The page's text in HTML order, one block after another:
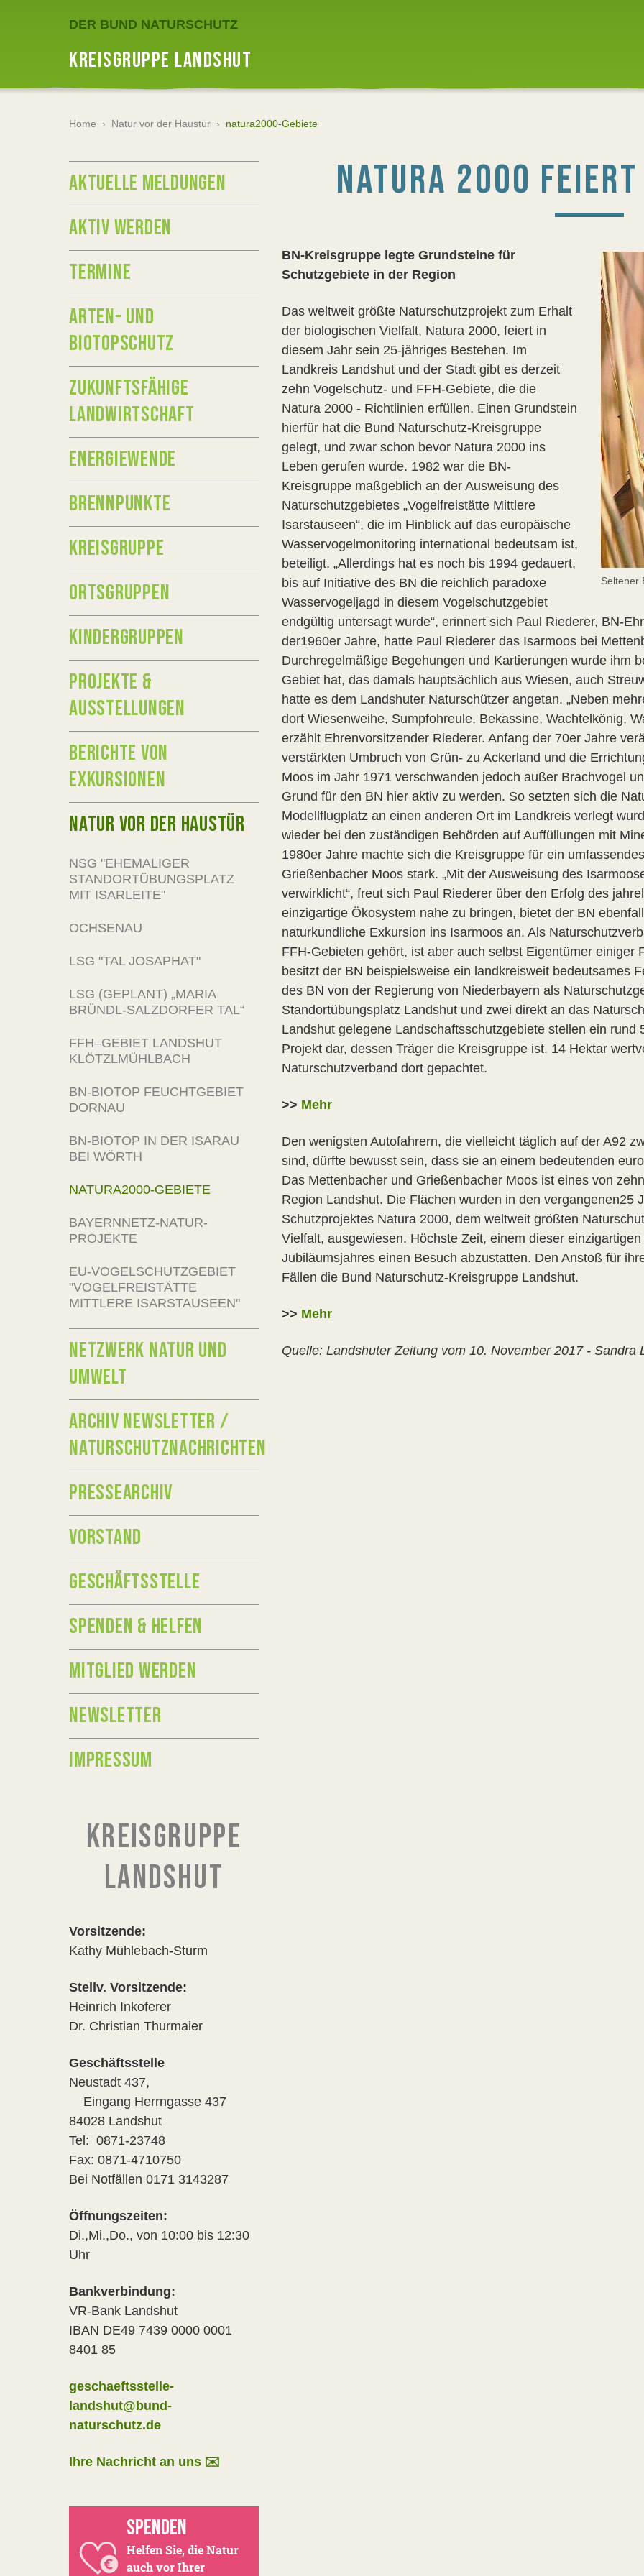
DER BUND NATURSCHUTZ
KREISGRUPPE LANDSHUT
Home › Natur vor der Haustür › natura2000-Gebiete
NATURA 2000
Seltener
BN-Kreisgruppe legte Grundsteine für
Schutzgebiete in der Region
Das weltweit größte Naturschutzprojekt zum Erhalt
der biologischen Vielfalt, Natura 2000, feiert in
diesem Jahr sein 25-jähriges Bestehen. Im
Landkreis Landshut und der Stadt gibt es derzeit
zehn Vogelschutz- und FFH-Gebiete, die die
Natura 2000 - Richtlinien erfüllen. Einen Grundstein
hierfür hat die Bund Naturschutz-Kreisgruppe
gelegt, und zwar schon bevor Natura 2000 ins
Leben gerufen wurde. 1982 war die BN-
Kreisgruppe maßgeblich an der Ausweisung des
Naturschutzgebietes „Vogelfreistätte Mittlere
Isarstauseen“, die im Hinblick auf das europäische
Wasservogelmonitoring international bedeutsam ist,
beteiligt. „Allerdings hat es noch bis 1994 gedauert,
bis auf Initiative des BN die reichlich paradoxe
Wasservogeljagd in diesem Vogelschutzgebiet
endgültig untersagt wurde“, erinnert sich Paul Riederer, BN-
der1960er Jahre, hatte Paul Riederer das Isarmoos bei
Durchregelmäßige Begehungen und Kartierungen wurde ihm
Gebiet hat, das damals hauptsächlich aus Wiesen, auch
hatte es dem Landshuter Naturschützer angetan. „Neben
dort Wiesenweihe, Sumpfohreule, Bekassine, Wachtelkönig,
erzählt Ehrenvorsitzender Riederer. Anfang der 70er Jahre
verstärkten Umbruch von Grün- zu Ackerland und die
Moos im Jahr 1971 verschwanden jedoch außer Brachvogel
Grund für den BN hier aktiv zu werden. So setzten sich die
Modellflugplatz an einen anderen Ort im Landkreis verlegt
wieder bei den zuständigen Behörden auf Auffüllungen mit
1980er Jahre machte sich die Kreisgruppe für ein
Grießenbacher Moos stark. „Mit der Ausweisung des
verwirklicht“, freut sich Paul Riederer über den Erfolg des
einzigartige Ökosystem nahe zu bringen, bietet der BN
naturkundliche Exkursion ins Isarmoos an. Als
FFH-Gebieten gehört, ist aber auch selbst Eigentümer einiger
besitzt der BN beispielsweise ein landkreisweit bedeutsames
des BN von der Regierung von Niederbayern als
Standortübungsplatz Landshut und zwei direkt an das
Landshut gelegene Landschaftsschutzgebiete stellen ein
Projekt dar, dessen Träger die Kreisgruppe ist. 14 Hektar
Naturschutzverband dort gepachtet.
>> Mehr
Den wenigsten Autofahrern, die vielleicht täglich auf der A92
sind, dürfte bewusst sein, dass sie an einem bedeutenden
Das Mettenbacher und Grießenbacher Moos ist eines von
Region Landshut. Die Flächen wurden in den vergangenen25
Schutzprojektes Natura 2000, dem weltweit größten
Vielfalt, ausgewiesen. Höchste Zeit, einem dieser
Jubiläumsjahres einen Besuch abzustatten. Den Anstoß für
Fällen die Bund Naturschutz-Kreisgruppe Landshut.
>> Mehr
Quelle: Landshuter Zeitung vom 10. November 2017 - Sandra
AKTUELLE MELDUNGEN
AKTIV WERDEN
TERMINE
ARTEN- UND
BIOTOPSCHUTZ
ZUKUNFTSFÄHIGE
LANDWIRTSCHAFT
ENERGIEWENDE
BRENNPUNKTE
KREISGRUPPE
ORTSGRUPPEN
KINDERGRUPPEN
PROJEKTE &
AUSSTELLUNGEN
BERICHTE VON
EXKURSIONEN
NATUR VOR DER HAUSTÜR
NSG "EHEMALIGER
STANDORTÜBUNGSPLATZ
MIT ISARLEITE"
OCHSENAU
LSG "TAL JOSAPHAT"
LSG (GEPLANT) „MARIA
BRÜNDL-SALZDORFER TAL“
FFH–GEBIET LANDSHUT
KLÖTZLMÜHLBACH
BN-BIOTOP FEUCHTGEBIET
DORNAU
BN-BIOTOP IN DER ISARAU
BEI WÖRTH
NATURA2000-GEBIETE
BAYERNNETZ-NATUR-
PROJEKTE
EU-VOGELSCHUTZGEBIET
"VOGELFREISTÄTTE
MITTLERE ISARSTAUSEEN"
NETZWERK NATUR UND
UMWELT
ARCHIV NEWSLETTER /
NATURSCHUTZNACHRICHTEN
PRESSEARCHIV
VORSTAND
GESCHÄFTSSTELLE
SPENDEN & HELFEN
MITGLIED WERDEN
NEWSLETTER
IMPRESSUM
KREISGRUPPE
LANDSHUT
Vorsitzende:
Kathy Mühlebach-Sturm
Stellv. Vorsitzende:
Heinrich Inkoferer
Dr. Christian Thurmaier
Geschäftsstelle
Neustadt 437,
Eingang Herrngasse 437
84028 Landshut
Tel: 0871-23748
Fax: 0871-4710750
Bei Notfällen 0171 3143287
Öffnungszeiten:
Di.,Mi.,Do., von 10:00 bis 12:30
Uhr
Bankverbindung:
VR-Bank Landshut
IBAN DE49 7439 0000 0001
8401 85
geschaeftsstelle-
landshut@bund-
naturschutz.de
Ihre Nachricht an uns ✉️
SPENDEN
Helfen Sie, die Natur
auch vor Ihrer